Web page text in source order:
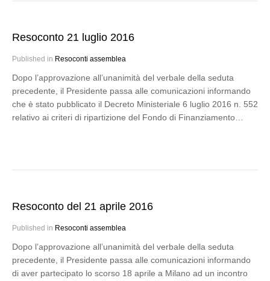
Resoconto 21 luglio 2016
Published in Resoconti assemblea
Dopo l’approvazione all’unanimità del verbale della seduta
precedente, il Presidente passa alle comunicazioni informando
che è stato pubblicato il Decreto Ministeriale 6 luglio 2016 n. 552
relativo ai criteri di ripartizione del Fondo di Finanziamento…
Resoconto del 21 aprile 2016
Published in Resoconti assemblea
Dopo l’approvazione all’unanimità del verbale della seduta
precedente, il Presidente passa alle comunicazioni informando
di aver partecipato lo scorso 18 aprile a Milano ad un incontro